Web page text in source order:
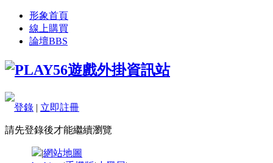
形象首頁
線上購買
論壇BBS
登錄 | 立即註冊
請先登錄後才能繼續瀏覽
|網站地圖